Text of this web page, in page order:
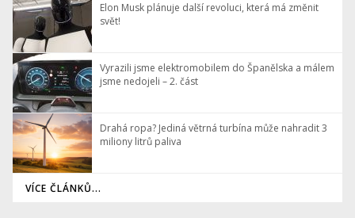
Elon Musk plánuje další revoluci, která má změnit
svět!
Vyrazili jsme elektromobilem do Španělska a málem
jsme nedojeli – 2. část
Drahá ropa? Jediná větrná turbína může nahradit 3
miliony litrů paliva
VÍCE ČLÁNKŮ...